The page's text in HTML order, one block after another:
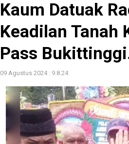
Kaum Datuak
Keadilan Tanah
Pass
09 Agustus 2024 : 9.8.24